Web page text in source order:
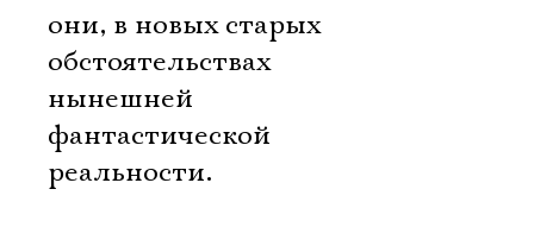
они, в новых старых
обстоятельствах
нынешней
фантастической
реальности.